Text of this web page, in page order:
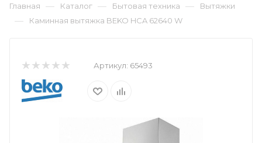
Главная — Каталог — Бытовая техника — Вытяжки
— Каминная вытяжка BEKO HCA 62640 W
Артикул: 65493